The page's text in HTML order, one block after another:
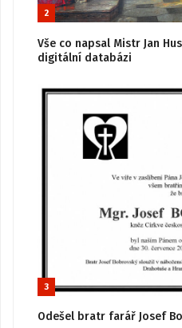
2
Vše co napsal Mistr Jan
digitální databázi
3
Odešel bratr farář Josef